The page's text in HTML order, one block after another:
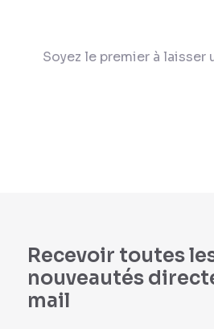
Soyez le premier à laisser
Recevoir toutes
nouveautés
mail